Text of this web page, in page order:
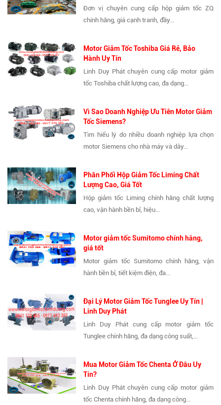
Đơn vị chuyên cung cấp hộp giảm tốc ZQ
chính hãng, giá cạnh tranh, đầy...
Motor Giảm Tốc Toshiba Giá Rẻ, Bảo
Hành Uy Tín
Linh Duy Phát chuyên cung cấp motor giảm
tốc Toshiba chất lượng cao, đa dạng...
Vì Sao Doanh Nghiệp Ưu Tiên Motor Giảm
Tốc Siemens?
Tìm hiểu lý do nhiều doanh nghiệp lựa chọn
motor Siemens cho nhà máy và dây...
Phân Phối Hộp Giảm Tốc Liming Chất
Lượng Cao, Giá Tốt
Hộp giảm tốc Liming chính hãng chất lượng
cao, vận hành bền bỉ, hiệu...
Motor giảm tốc Sumitomo chính hãng,
giá tốt
Motor giảm tốc Sumitomo chính hãng, vận
hành bền bỉ, tiết kiệm điện, đa...
Đại Lý Motor Giảm Tốc Tunglee Uy Tín |
Linh Duy Phát
Linh Duy Phát cung cấp motor giảm tốc
Tunglee chính hãng, đa dạng công suất,...
Mua Motor Giảm Tốc Chenta Ở Đâu Uy
Tín?
Linh Duy Phát chuyên cung cấp motor giảm
tốc Chenta chính hãng, đa dạng công...